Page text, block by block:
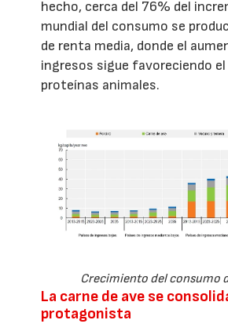
hecho, cerca del 76% del
mundial del consumo se
de renta media, donde el
ingresos sigue favoreciendo el
proteínas animales.
Crecimiento del consumo
La carne de ave se
protagonista